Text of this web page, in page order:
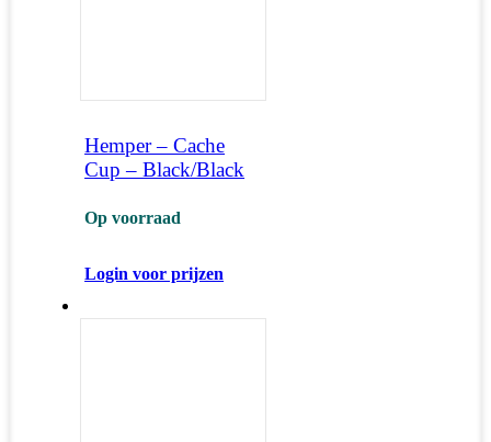
Hemper – Cache
Cup – Black/Black
Op voorraad
Login voor prijzen